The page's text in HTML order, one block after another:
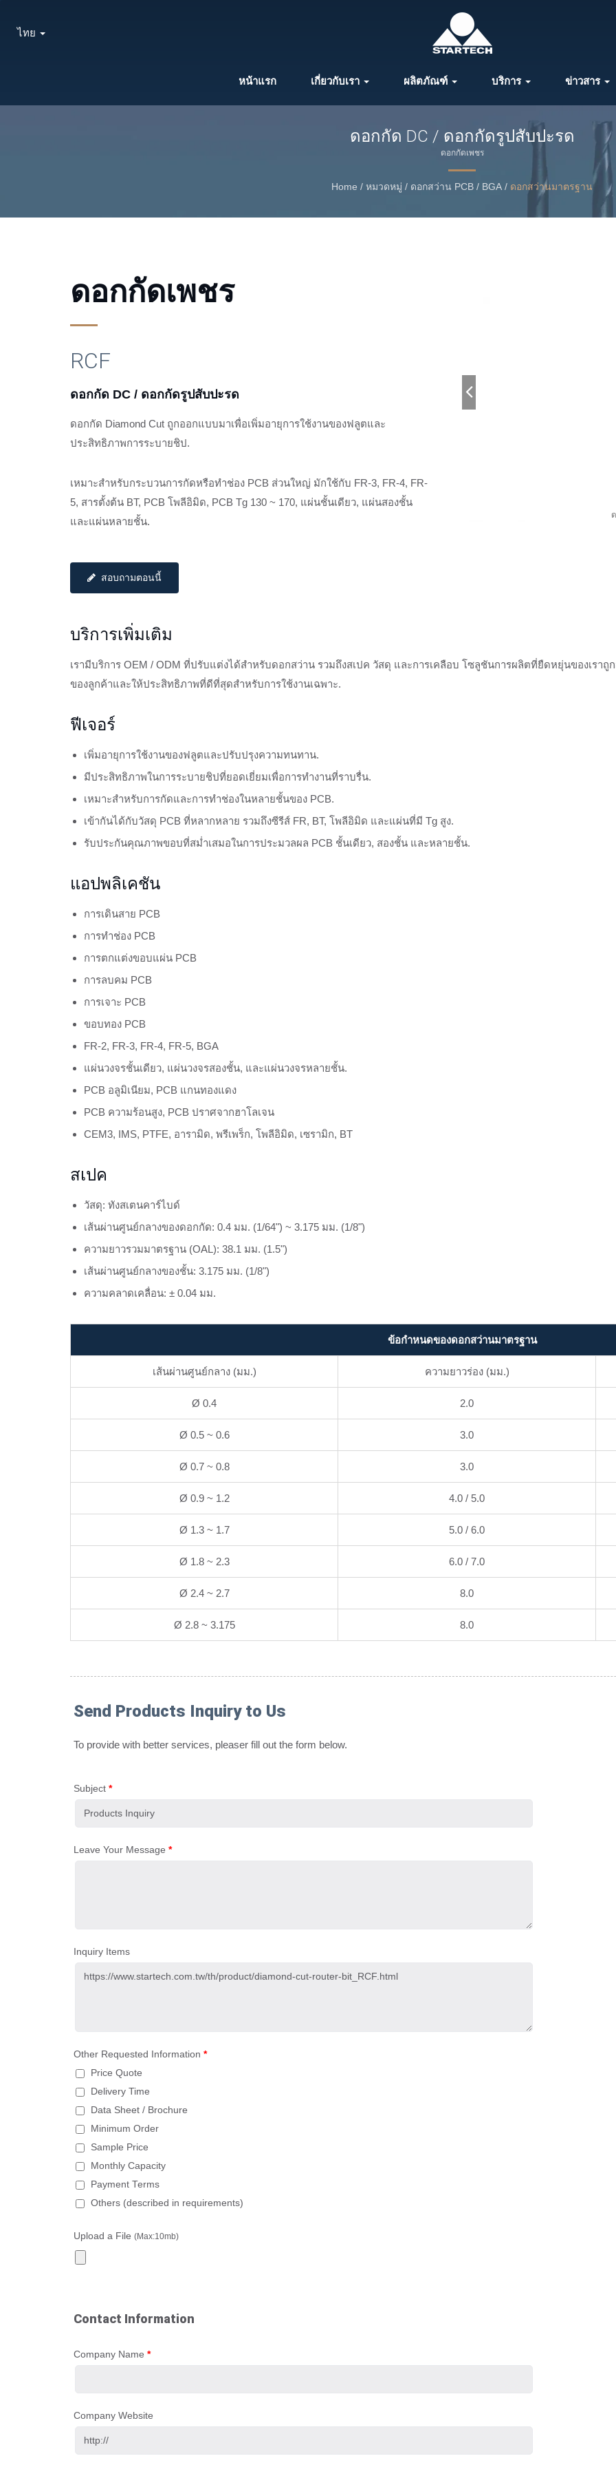
หน้าแรก เกี่ยวกับเรา ผลิตภัณฑ์ บริการ ข่าวสาร
ไทย
ดอกกัด DC / ดอกกัดรูปสับปะรด
ดอกกัดเพชร
Home / หมวดหมู่ / ดอกสว่าน PCB / BGA / ดอกสว่านมาตรฐาน
ดอกกัดเพชร
RCF
ดอกกัด DC / ดอกกัดรูปสับปะรด
ดอกกัด Diamond Cut ถูกออกแบบมาเพื่อเพิ่มอายุการใช้งานของฟลูตและ
ประสิทธิภาพการระบายชิป.
เหมาะสำหรับกระบวนการกัดหรือทำช่อง PCB ส่วนใหญ่ มักใช้กับ FR-3, FR-4, FR-
5, สารตั้งต้น BT, PCB โพลีอิมิด, PCB Tg 130 ~ 170, แผ่นชั้นเดียว, แผ่นสองชั้น
และแผ่นหลายชั้น.
สอบถามตอนนี้
บริการเพิ่มเติม
เรามีบริการ OEM / ODM ที่ปรับแต่งได้สำหรับดอกสว่าน รวมถึงสเปค วัสดุ และการเคลือบ โซลูชันการผลิตที่ยืดหยุ่นของเรา
ของลูกค้าและให้ประสิทธิภาพที่ดีที่สุดสำหรับการใช้งานเฉพาะ.
ฟีเจอร์
เพิ่มอายุการใช้งานของฟลูตและปรับปรุงความทนทาน.
มีประสิทธิภาพในการระบายชิปที่ยอดเยี่ยมเพื่อการทำงานที่ราบรื่น.
เหมาะสำหรับการกัดและการทำช่องในหลายชั้นของ PCB.
เข้ากันได้กับวัสดุ PCB ที่หลากหลาย รวมถึงซีรีส์ FR, BT, โพลีอิมิด และแผ่นที่มี Tg สูง.
รับประกันคุณภาพขอบที่สม่ำเสมอในการประมวลผล PCB ชั้นเดียว, สองชั้น และหลายชั้น.
แอปพลิเคชัน
การเดินสาย PCB
การทำช่อง PCB
การตกแต่งขอบแผ่น PCB
การลบคม PCB
การเจาะ PCB
ขอบทอง PCB
FR-2, FR-3, FR-4, FR-5, BGA
แผ่นวงจรชั้นเดียว, แผ่นวงจรสองชั้น, และแผ่นวงจรหลายชั้น.
PCB อลูมิเนียม, PCB แกนทองแดง
PCB ความร้อนสูง, PCB ปราศจากฮาโลเจน
CEM3, IMS, PTFE, อารามิด, พรีเพร็ก, โพลีอิมิด, เซรามิก, BT
สเปค
วัสดุ: ทังสเตนคาร์ไบด์
เส้นผ่านศูนย์กลางของดอกกัด: 0.4 มม. (1/64") ~ 3.175 มม. (1/8")
ความยาวรวมมาตรฐาน (OAL): 38.1 มม. (1.5")
เส้นผ่านศูนย์กลางของชั้น: 3.175 มม. (1/8")
ความคลาดเคลื่อน: ± 0.04 มม.
ข้อกำหนดของดอกสว่านมาตรฐาน
เส้นผ่านศูนย์กลาง (มม.) ความยาวร่อง (มม.)
Ø 0.4 2.0
Ø 0.5 ~ 0.6 3.0
Ø 0.7 ~ 0.8 3.0
Ø 0.9 ~ 1.2 4.0 / 5.0
Ø 1.3 ~ 1.7 5.0 / 6.0
Ø 1.8 ~ 2.3 6.0 / 7.0
Ø 2.4 ~ 2.7 8.0
Ø 2.8 ~ 3.175 8.0